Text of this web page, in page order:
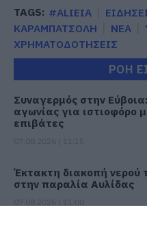
TAGS: #ALIEIA
ΚΑΡΑΜΠΑΤΣΟΛΗ
ΝΕΑ
ΧΡΗΜΑΤΟΔΟΤΗΣΕΙΣ
ΡΟΗ
Συναγερμός στην
αγωνίας για ιστιοφόρο
επιβάτες
Έκτακτη διακοπή νερού
στην παραλία Αυλίδας